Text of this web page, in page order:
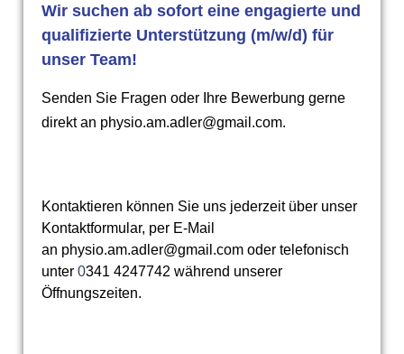
Wir suchen ab sofort eine engagierte und
qualifizierte Unterstützung (m/w/d) für
unser Team!
Senden Sie Fragen oder Ihre Bewerbung gerne
direkt an physio.am.adler@gmail.com.
Kontaktieren können Sie uns jederzeit über unser
Kontaktformular, per E-Mail
an physio.am.adler@gmail.com oder telefonisch
unter 0341 4247742 während unserer
Öffnungszeiten.